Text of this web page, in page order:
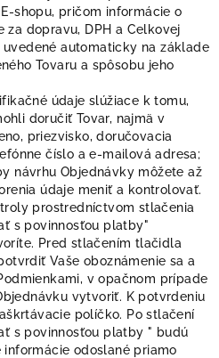
shopu, pričom informácie o
za dopravu, DPH a Celkovej
uvedené automaticky na základe
Tovaru a spôsobu jeho
údaje slúžiace k tomu,
doručiť Tovar, najmä v
priezvisko, doručovacia
číslo a e-mailová adresa;
návrhu Objednávky môžete až
údaje meniť a kontrolovať.
prostredníctvom stlačenia
s povinnosťou platby"
Pred stlačením tlačidla
Vaše oboznámenie sa a
v opačnom prípade
vytvoriť. K potvrdeniu
políčko. Po stlačení
s povinnosťou platby " budú
odoslané priamo